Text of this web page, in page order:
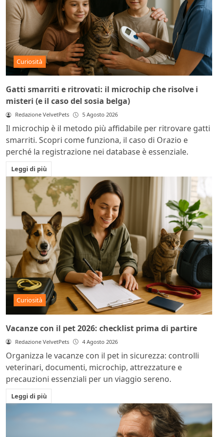
Curiosità
Gatti smarriti e ritrovati: il microchip che risolve i
misteri (e il caso del sosia belga)
Redazione VelvetPets 5 Agosto 2026
Il microchip è il metodo più affidabile per ritrovare gatti
smarriti. Scopri come funziona, il caso di Orazio e
perché la registrazione nei database è essenziale.
Leggi di più
Curiosità
Vacanze con il pet 2026: checklist prima di partire
Redazione VelvetPets 4 Agosto 2026
Organizza le vacanze con il pet in sicurezza: controlli
veterinari, documenti, microchip, attrezzature e
precauzioni essenziali per un viaggio sereno.
Leggi di più